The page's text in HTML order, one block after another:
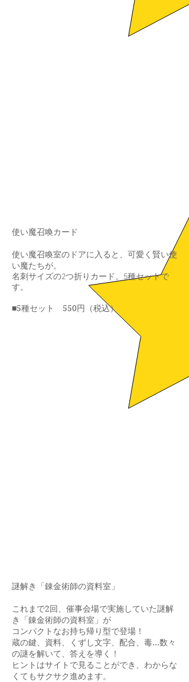
使い魔召喚カード
使い魔召喚室のドアに入ると、可愛く賢い使
い魔たちが。
名刺サイズの2つ折りカード。5種セットで
す。
■5種セット 550円（税込）
謎解き「錬金術師の資料室」
これまで2回、催事会場で実施していた謎解
き「錬金術師の資料室」が
コンパクトなお持ち帰り型で登場！
蔵の鍵、資料、くずし文字、配合、毒…数々
の謎を解いて、答えを導く！
​ヒントはサイトで見ることができ、わからな
くてもサクサク進めます。